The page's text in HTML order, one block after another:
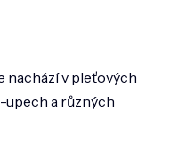
nachází v pleťových
upech a různých